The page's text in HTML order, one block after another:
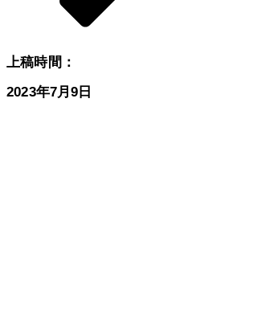
​上稿時間：
2023年7月9日